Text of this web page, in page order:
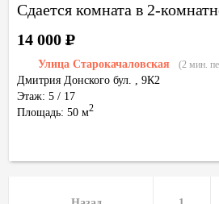
Сдается комната в 2-
Улица Старокачаловская (2 мин.
Дмитрия Донского бул. , 9К2
Этаж: 5 / 17
Площадь: 50 м2
14 000Р